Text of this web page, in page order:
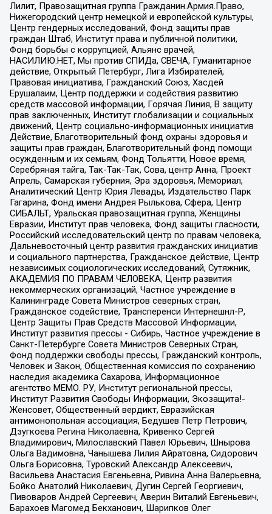
Лилит, Правозащитная группа Гражданин.Армия.Право,
Нижегородский центр немецкой и европейской культуры,
Центр гендерных исследований, Фонд защиты прав
граждан Штаб, Институт права и публичной политики,
Фонд борьбы с коррупцией, Альянс врачей,
НАСИЛИЮ.НЕТ, Мы против СПИДа, СВЕЧА, Гуманитарное
действие, Открытый Петербург, Лига Избирателей,
Правовая инициатива, Гражданский Союз, Хасдей
Ерушалаим, Центр поддержки и содействия развитию
средств массовой информации, Горячая Линия, В защиту
прав заключенных, Институт глобализации и социальных
движений, Центр социально-информационных инициатив
Действие, Благотворительный фонд охраны здоровья и
защиты прав граждан, Благотворительный фонд помощи
осужденным и их семьям, Фонд Тольятти, Новое время,
Серебряная тайга, Так-Так-Так, Сова, центр Анна, Проект
Апрель, Самарская губерния, Эра здоровья, Мемориал,
Аналитический Центр Юрия Левады, Издательство Парк
Гагарина, Фонд имени Андрея Рылькова, Сфера, Центр
СИБАЛЬТ, Уральская правозащитная группа, Женщины
Евразии, Институт прав человека, Фонд защиты гласности,
Российский исследовательский центр по правам человека,
Дальневосточный центр развития гражданских инициатив
и социального партнерства, Гражданское действие, Центр
независимых социологических исследований, Сутяжник,
АКАДЕМИЯ ПО ПРАВАМ ЧЕЛОВЕКА, Центр развития
некоммерческих организаций, Частное учреждение в
Калининграде Совета Министров северных стран,
Гражданское содействие, Трансперенси Интернешнл-Р,
Центр Защиты Прав Средств Массовой Информации,
Институт развития прессы - Сибирь, Частное учреждение в
Санкт-Петербурге Совета Министров Северных Стран,
Фонд поддержки свободы прессы, Гражданский контроль,
Человек и Закон, Общественная комиссия по сохранению
наследия академика Сахарова, Информационное
агентство МЕМО. РУ, Институт региональной прессы,
Институт Развития Свободы Информации, Экозащита!-
Женсовет, Общественный вердикт, Евразийская
антимонопольная ассоциация, Бедушев Петр Петрович,
Дзугкоева Регина Николаевна, Кривенко Сергей
Владимирович, Милославский Павел Юрьевич, Шнырова
Ольга Вадимовна, Чанышева Лилия Айратовна, Сидорович
Ольга Борисовна, Туровский Александр Алексеевич,
Васильева Анастасия Евгеньевна, Ривина Анна Валерьевна,
Бойко Анатолий Николаевич, Дугин Сергей Георгиевич,
Пивоваров Андрей Сергеевич, Аверин Виталий Евгеньевич,
Барахоев Магомед Бекханович, Шарипков Олег